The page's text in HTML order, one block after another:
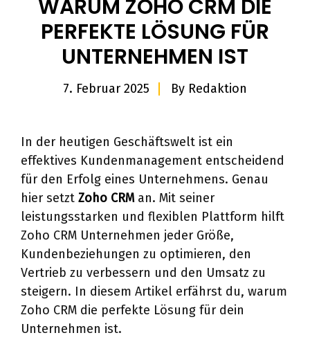
WARUM ZOHO CRM DIE
PERFEKTE LÖSUNG FÜR
UNTERNEHMEN IST
7. Februar 2025 By Redaktion
In der heutigen Geschäftswelt ist ein
effektives Kundenmanagement entscheidend
für den Erfolg eines Unternehmens. Genau
hier setzt Zoho CRMan. Mit seiner
leistungsstarken und flexiblen Plattform hilft
Zoho CRM Unternehmen jeder Größe,
Kundenbeziehungen zu optimieren, den
Vertrieb zu verbessern und den Umsatz zu
steigern. In diesem Artikel erfährst du, warum
Zoho CRM die perfekte Lösung für dein
Unternehmen ist.